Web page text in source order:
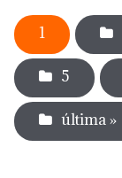
1
5
última »